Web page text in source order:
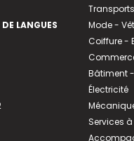
LANGUES
Transports
Mode -
Coiffure -
Bâtiment
Électricité
Services